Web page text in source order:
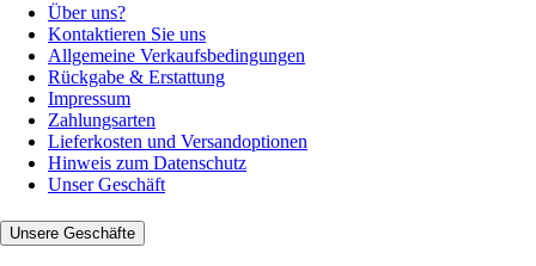
Über uns?
Kontaktieren Sie uns
Allgemeine Verkaufsbedingungen
Rückgabe & Erstattung
Impressum
Zahlungsarten
Lieferkosten und Versandoptionen
Hinweis zum Datenschutz
Unser Geschäft
Unsere Geschäfte